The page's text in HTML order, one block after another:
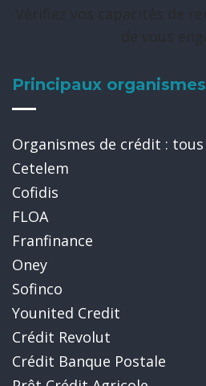
Principaux organismes
Organismes de crédit : tous
Cetelem
Cofidis
FLOA
Franfinance
Oney
Sofinco
Younited Credit
Crédit Revolut
Crédit Banque Postale